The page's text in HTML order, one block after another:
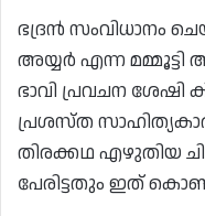
ഭദ്രൻ സംവിധാനം
അയ്യർ എന്ന മമ്മൂട്ടി
ഭാവി പ്രവചന ശേഷി
പ്രശസ്ത
തിരക്കഥ എഴുതിയ
പേരിട്ടതും ഇത്